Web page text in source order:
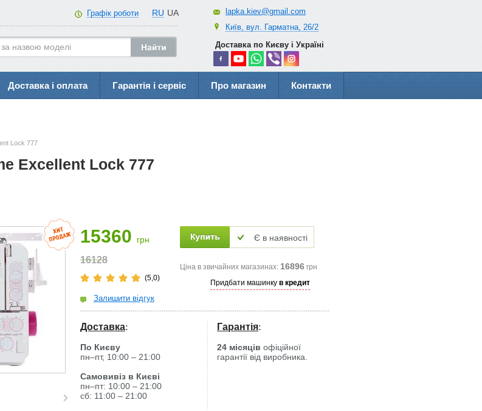
RU UA
Графік роботи
lapka.kiev@gmail.com
Київ, вул. Гарматна, 26/2
Доставка по Києву і Україні
Доставка і оплата Гарантія і сервіс Про магазин Контакти
Lock 777
Excellent Lock 777
15360 грн
16128
(5,0)
Залишити відгук
Є в наявності
Ціна в звичайних магазинах: 16896 грн
Придбати машинку в кредит
Доставка:
По Києву
пн–пт, 10:00 – 21:00
Самовивіз в Києві
пн–пт: 10:00 – 21:00
сб: 11:00 – 21:00
Гарантія:
24 місяців офіційної
гарантії від виробника.